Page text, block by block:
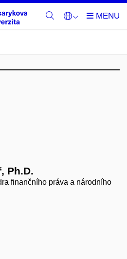
Ph.D.
finančního práva a národního